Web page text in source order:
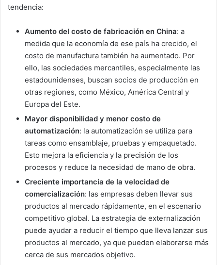
tendencia:
Aumento del costo de fabricación en China: a
medida que la economía de ese país ha crecido, el
costo de manufactura también ha aumentado. Por
ello, las sociedades mercantiles, especialmente las
estadounidenses, buscan socios de producción en
otras regiones, como México, América Central y
Europa del Este.
Mayor disponibilidad y menor costo de
automatización: la automatización se utiliza para
tareas como ensamblaje, pruebas y empaquetado.
Esto mejora la eficiencia y la precisión de los
procesos y reduce la necesidad de mano de obra.
Creciente importancia de la velocidad de
comercialización: las empresas deben llevar sus
productos al mercado rápidamente, en el escenario
competitivo global. La estrategia de externalización
puede ayudar a reducir el tiempo que lleva lanzar sus
productos al mercado, ya que pueden elaborarse más
cerca de sus mercados objetivo.